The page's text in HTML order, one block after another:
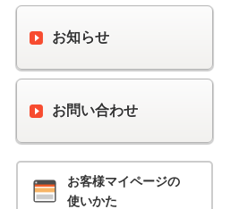
お知らせ
お問い合わせ
お客様マイページの
使いかた